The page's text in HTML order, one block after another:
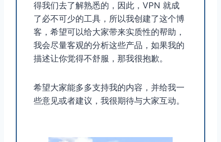
得我们去了解熟悉的，因此，VPN 就成
了必不可少的工具，所以我创建了这个博
客，希望可以给大家带来实质性的帮助，
我会尽量客观的分析这些产品，如果我的
描述让你觉得不舒服，那我很抱歉。
希望大家能多多支持我的内容，并给我一
些意见或者建议，我很期待与大家互动。